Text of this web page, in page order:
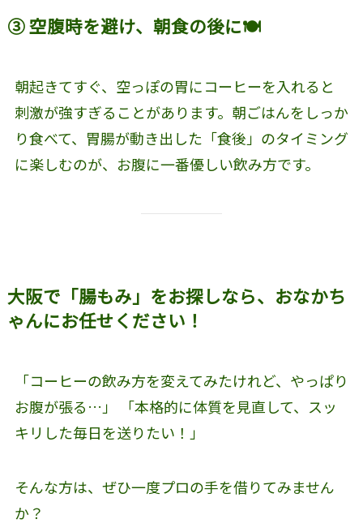
③ 空腹時を避け、朝食の後に🍽️
朝起きてすぐ、空っぽの胃にコーヒーを入れると
刺激が強すぎることがあります。朝ごはんをしっか
り食べて、胃腸が動き出した「食後」のタイミング
に楽しむのが、お腹に一番優しい飲み方です。
大阪で「腸もみ」をお探しなら、おなかち
ゃんにお任せください！
「コーヒーの飲み方を変えてみたけれど、やっぱり
お腹が張る…」 「本格的に体質を見直して、スッ
キリした毎日を送りたい！」
そんな方は、ぜひ一度プロの手を借りてみません
か？